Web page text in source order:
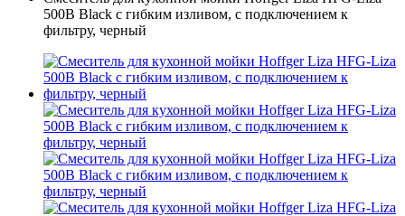
500B Black с гибким изливом, с подключением к
фильтру, черный